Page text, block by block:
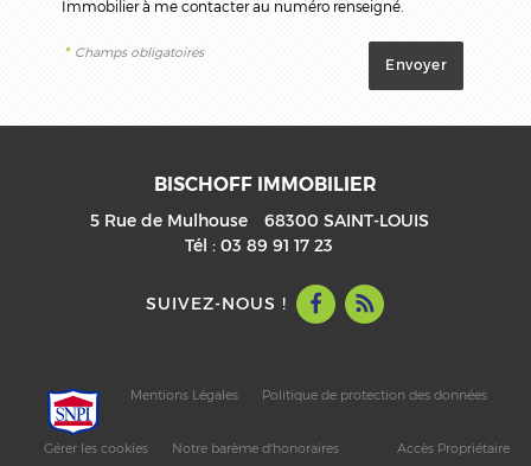
Immobilier à me contacter au numéro renseigné.
* Champs obligatoires
BISCHOFF IMMOBILIER
5 Rue de Mulhouse 68300 SAINT-LOUIS
Tél :03 89 91 17 23
SUIVEZ-NOUS !
Mentions Légales Politique de protection des données
Gérer les cookies Notre barème d'honoraires Accès Propriétaire